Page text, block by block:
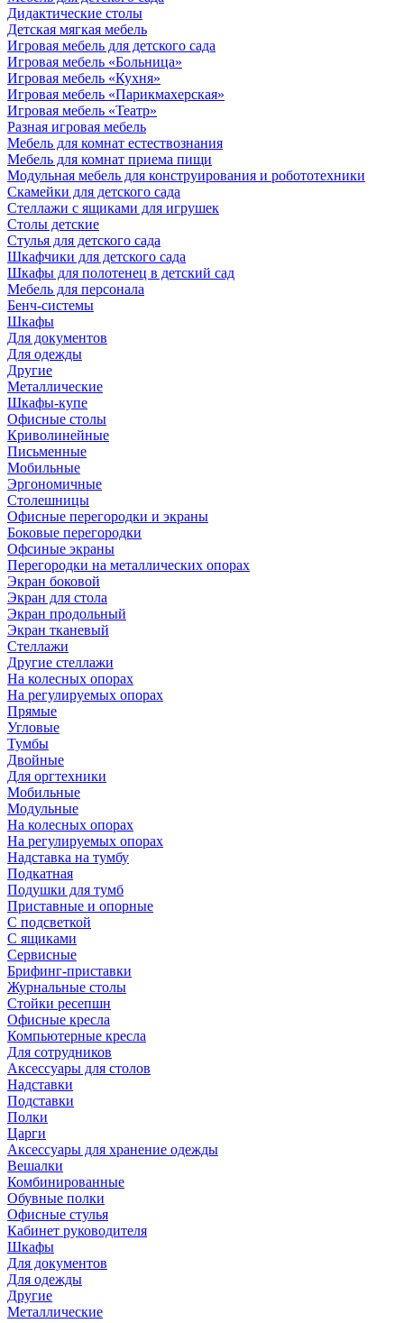
Дидактические столы
Детская мягкая мебель
Игровая мебель для детского сада
Игровая мебель «Больница»
Игровая мебель «Кухня»
Игровая мебель «Парикмахерская»
Игровая мебель «Театр»
Разная игровая мебель
Мебель для комнат естествознания
Мебель для комнат приема пищи
Модульная мебель для конструирования и робототехники
Скамейки для детского сада
Стеллажи с ящиками для игрушек
Столы детские
Стулья для детского сада
Шкафчики для детского сада
Шкафы для полотенец в детский сад
Мебель для персонала
Бенч-системы
Шкафы
Для документов
Для одежды
Другие
Металлические
Шкафы-купе
Офисные столы
Криволинейные
Письменные
Мобильные
Эргономичные
Столешницы
Офисные перегородки и экраны
Боковые перегородки
Офсиные экраны
Перегородки на металлических опорах
Экран боковой
Экран для стола
Экран продольный
Экран тканевый
Стеллажи
Другие стеллажи
На колесных опорах
На регулируемых опорах
Прямые
Угловые
Тумбы
Двойные
Для оргтехники
Мобильные
Модульные
На колесных опорах
На регулируемых опорах
Надставка на тумбу
Подкатная
Подушки для тумб
Приставные и опорные
С подсветкой
С ящиками
Сервисные
Брифинг-приставки
Журнальные столы
Стойки ресепшн
Офисные кресла
Компьютерные кресла
Для сотрудников
Аксессуары для столов
Надставки
Подставки
Полки
Царги
Аксессуары для хранение одежды
Вешалки
Комбинированные
Обувные полки
Офисные стулья
Кабинет руководителя
Шкафы
Для документов
Для одежды
Другие
Металлические